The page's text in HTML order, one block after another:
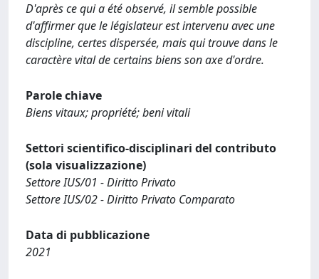
D'après ce qui a été observé, il semble possible
d'affirmer que le législateur est intervenu avec une
discipline, certes dispersée, mais qui trouve dans le
caractère vital de certains biens son axe d'ordre.
Parole chiave
Biens vitaux; propriété; beni vitali
Settori scientifico-disciplinari del contributo
(sola visualizzazione)
Settore IUS/01 - Diritto Privato
Settore IUS/02 - Diritto Privato Comparato
Data di pubblicazione
2021